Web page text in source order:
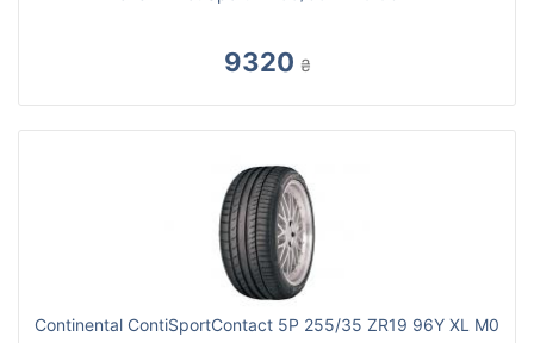
9320 ₴
Continental ContiSportContact 5P 255/35 ZR19 96Y XL M0